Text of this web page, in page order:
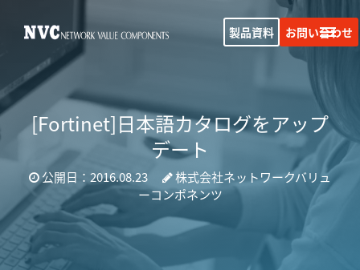
製品資料 お問い合わせ
[Fortinet]日本語カタログをアップ
デート
公開日：2016.08.23
株式会社ネットワークバリュ
ーコンポネンツ